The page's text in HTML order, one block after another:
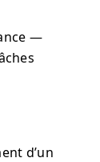
—
d’un